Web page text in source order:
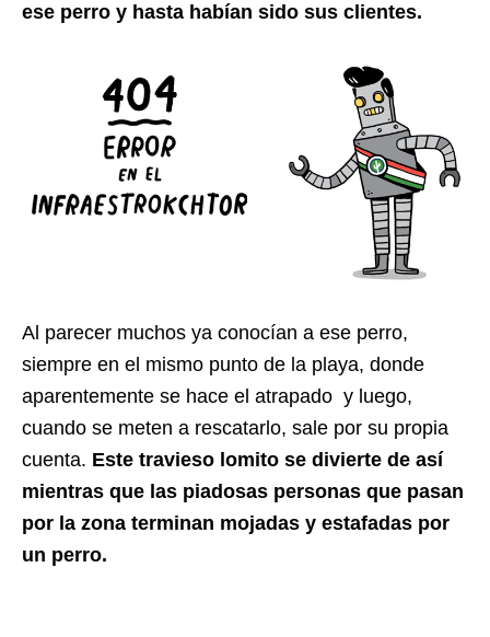
ese perro y hasta habían sido sus clientes.
Al parecer muchos ya conocían a ese perro,
siempre en el mismo punto de la playa, donde
aparentemente se hace el atrapado y luego,
cuando se meten a rescatarlo, sale por su propia
cuenta. Este travieso lomito se divierte de así
mientras que las piadosas personas que pasan
por la zona terminan mojadas y estafadas por
un perro.